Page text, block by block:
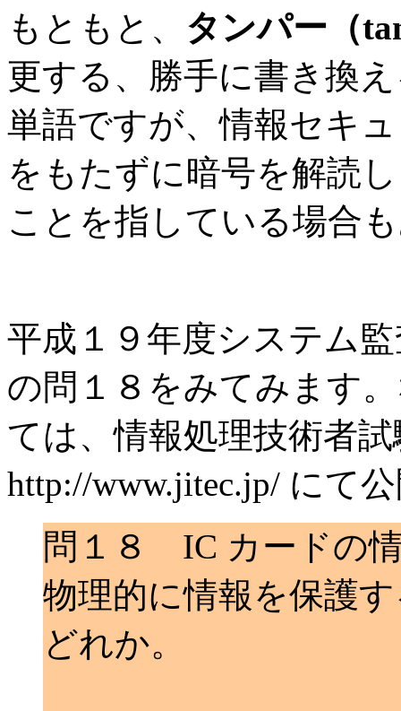
もともと、 タンパー（
更する、勝手に書き換
単語ですが、情報セキ
をもたずに暗号を解読
ことを指している場合
平成１９年度システム
の問１８をみてみます
ては、情報処理技術者
http://www.jitec.jp/ にて
問１８ IC カードの
物理的に情報を保護
どれか。